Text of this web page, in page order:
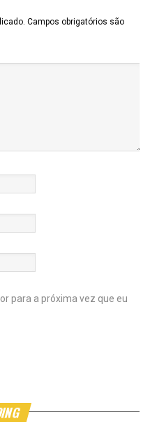
Campos obrigatórios são
para a próxima vez que eu